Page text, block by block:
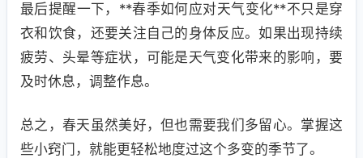
最后提醒一下，**春季如何应对天气变化**不只是穿
衣和饮食，还要关注自己的身体反应。如果出现持续
疲劳、头晕等症状，可能是天气变化带来的影响，要
及时休息，调整作息。
总之，春天虽然美好，但也需要我们多留心。掌握这
些小窍门，就能更轻松地度过这个多变的季节了。